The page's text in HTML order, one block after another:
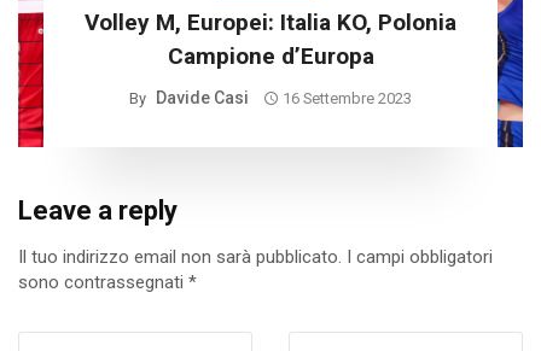
Volley M, Europei: Italia KO, Polonia
Campione d’Europa
By Davide Casi 16 Settembre 2023
Leave a reply
Il tuo indirizzo email non sarà pubblicato.
I campi obbligatori
sono contrassegnati *